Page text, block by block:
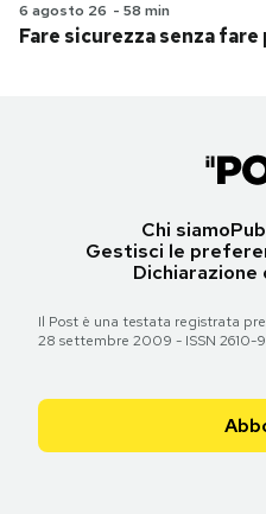
6 agosto 26 - 58 min
Fare sicurezza senza fare
Chi siamo
Gestisci le
Il Post è una testata registrata
28 settembre 2009 - ISSN 2610-